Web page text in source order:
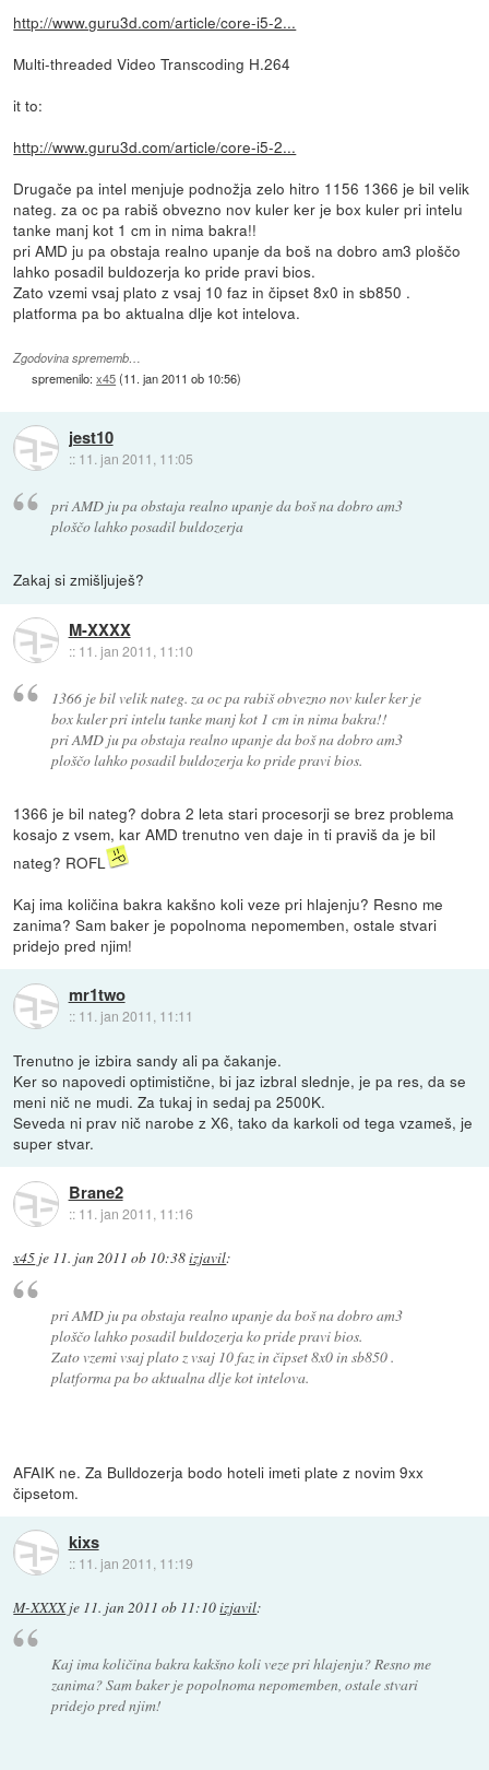
http://www.guru3d.com/article/core-i5-2...
Multi-threaded Video Transcoding H.264
it to:
http://www.guru3d.com/article/core-i5-2...
Drugače pa intel menjuje podnožja zelo hitro 1156 1366 je bil velik
nateg. za oc pa rabiš obvezno nov kuler ker je box kuler pri intelu
tanke manj kot 1 cm in nima bakra!!
pri AMD ju pa obstaja realno upanje da boš na dobro am3 ploščo
lahko posadil buldozerja ko pride pravi bios.
Zato vzemi vsaj plato z vsaj 10 faz in čipset 8x0 in sb850 .
platforma pa bo aktualna dlje kot intelova.
Zgodovina sprememb…
spremenilo:x45(11. jan 2011 ob 10:56)
jest10
:: 11. jan 2011, 11:05
pri AMD ju pa obstaja realno upanje da boš na dobro am3
ploščo lahko posadil buldozerja
Zakaj si zmišljuješ?
M-XXXX
:: 11. jan 2011, 11:10
1366 je bil velik nateg. za oc pa rabiš obvezno nov kuler ker je
box kuler pri intelu tanke manj kot 1 cm in nima bakra!!
pri AMD ju pa obstaja realno upanje da boš na dobro am3
ploščo lahko posadil buldozerja ko pride pravi bios.
1366 je bil nateg? dobra 2 leta stari procesorji se brez problema
kosajo z vsem, kar AMD trenutno ven daje in ti praviš da je bil
nateg? ROFL
Kaj ima količina bakra kakšno koli veze pri hlajenju? Resno me
zanima? Sam baker je popolnoma nepomemben, ostale stvari
pridejo pred njim!
mr1two
:: 11. jan 2011, 11:11
Trenutno je izbira sandy ali pa čakanje.
Ker so napovedi optimistične, bi jaz izbral slednje, je pa res, da se
meni nič ne mudi. Za tukaj in sedaj pa 2500K.
Seveda ni prav nič narobe z X6, tako da karkoli od tega vzameš, je
super stvar.
Brane2
:: 11. jan 2011, 11:16
x45 je 11. jan 2011 ob 10:38izjavil:
pri AMD ju pa obstaja realno upanje da boš na dobro am3
ploščo lahko posadil buldozerja ko pride pravi bios.
Zato vzemi vsaj plato z vsaj 10 faz in čipset 8x0 in sb850 .
platforma pa bo aktualna dlje kot intelova.
AFAIK ne. Za Bulldozerja bodo hoteli imeti plate z novim 9xx
čipsetom.
kixs
:: 11. jan 2011, 11:19
M-XXXXje 11. jan 2011 ob 11:10izjavil:
Kaj ima količina bakra kakšno koli veze pri hlajenju? Resno me
zanima? Sam baker je popolnoma nepomemben, ostale stvari
pridejo pred njim!